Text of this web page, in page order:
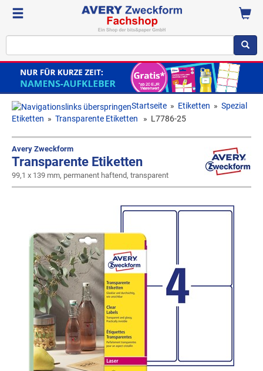
Startseite » Etiketten » Spezial
Etiketten » Transparente Etiketten » L7786-25
Avery Zweckform
Transparente Etiketten
99,1 x 139 mm, permanent haftend, transparent